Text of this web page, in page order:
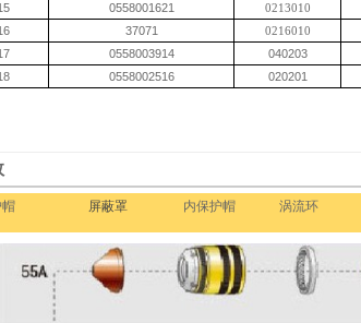
0558001621 0213010
37071 0216010
0558003914 040203
0558002516 020201
屏蔽罩 内保护帽 涡流环